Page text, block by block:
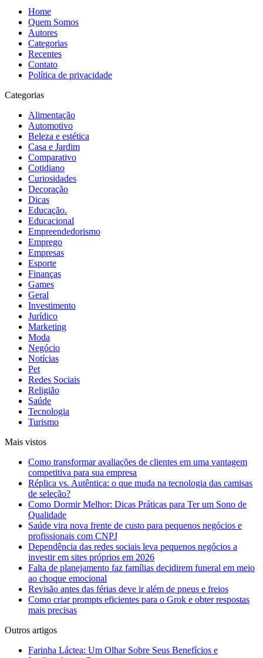
Home
Quem Somos
Autores
Categorias
Recentes
Contato
Política de privacidade
Categorias
Alimentação
Automotivo
Beleza e estética
Casa e Jardim
Comparativo
Cotidiano
Curiosidades
Decoração
Dicas
Educação.
Educacional
Empreendedorismo
Emprego
Empresas
Esporte
Finanças
Games
Geral
Investimento
Jurídico
Marketing
Moda
Negócio
Notícias
Pet
Redes Sociais
Religião
Saúde
Tecnologia
Turismo
Mais vistos
Como transformar avaliações de clientes em uma vantagem
competitiva para sua empresa
Réplica vs. Autêntica: o que muda na tecnologia das camisas
de seleção?
Como Dormir Melhor: Dicas Práticas para Ter um Sono de
Qualidade
Saúde vira nova frente de custo para pequenos negócios e
profissionais com CNPJ
Dependência das redes sociais leva pequenos negócios a
investir em sites próprios em 2026
Falta de planejamento faz famílias decidirem funeral em meio
ao choque emocional
Revisão antes das férias deve ir além de pneus e freios
Como criar prompts eficientes para o Grok e obter respostas
mais precisas
Outros artigos
Farinha Láctea: Um Olhar Sobre Seus Benefícios e